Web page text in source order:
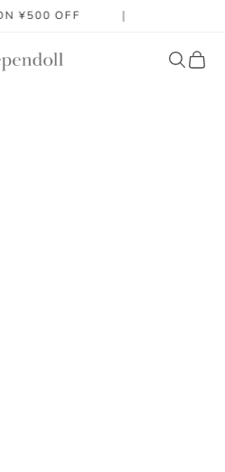
¥500 OFF ｜
検索カート